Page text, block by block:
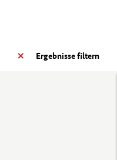
Ergebnisse filtern